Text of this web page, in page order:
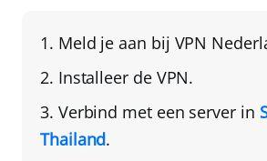
Meld je aan bij VPN
Installeer de VPN.
Verbind met een server in
Thailand.